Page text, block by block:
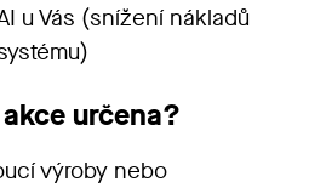
u Vás (snížení nákladů
určena?
výroby nebo